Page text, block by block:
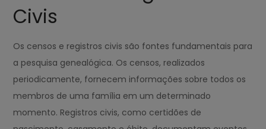
Civis
Os censos e registros civis são fontes fundamentais para
a pesquisa genealógica. Os censos, realizados
periodicamente, fornecem informações sobre todos os
membros de uma família em um determinado
momento. Registros civis, como certidões de